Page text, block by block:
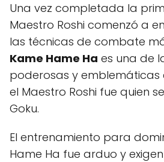
Una vez completada la
Maestro Roshi comenzó a
las técnicas de combate
Kame Hame Ha es una de
poderosas y emblemáticas
el Maestro Roshi fue quien
Goku.
El entrenamiento para
Hame Ha fue arduo y